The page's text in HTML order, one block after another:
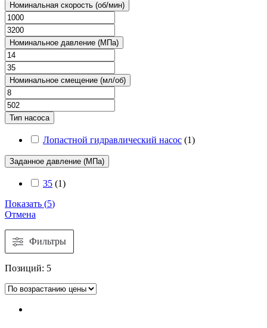
Номинальная скорость (об/мин)
Номинальное давление (МПа)
Номинальное смещение (мл/об)
Тип насоса
Лопастной гидравлический насос (1)
Заданное давление (МПа)
35 (1)
Показать (5)
Отмена
Фильтры
Позиций: 5